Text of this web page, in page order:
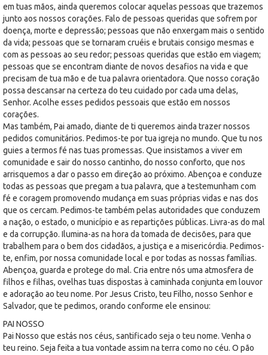
em tuas mãos, ainda queremos colocar aquelas pessoas que trazemos
junto aos nossos corações. Falo de pessoas queridas que sofrem por
doença, morte e depressão; pessoas que não enxergam mais o sentido
da vida; pessoas que se tornaram cruéis e brutais consigo mesmas e
com as pessoas ao seu redor; pessoas queridas que estão em viagem;
pessoas que se encontram diante de novos desafios na vida e que
precisam de tua mão e de tua palavra orientadora. Que nosso coração
possa descansar na certeza do teu cuidado por cada uma delas,
Senhor. Acolhe esses pedidos pessoais que estão em nossos
corações.
Mas também, Pai amado, diante de ti queremos ainda trazer nossos
pedidos comunitários. Pedimos-te por tua igreja no mundo. Que tu nos
guies a termos fé nas tuas promessas. Que insistamos a viver em
comunidade e sair do nosso cantinho, do nosso conforto, que nos
arrisquemos a dar o passo em direção ao próximo. Abençoa e conduze
todas as pessoas que pregam a tua palavra, que a testemunham com
fé e coragem promovendo mudança em suas próprias vidas e nas dos
que os cercam. Pedimos-te também pelas autoridades que conduzem
a nação, o estado, o município e as repartições públicas. Livra-as do mal
e da corrupção. Ilumina-as na hora da tomada de decisões, para que
trabalhem para o bem dos cidadãos, a justiça e a misericórdia. Pedimos-
te, enfim, por nossa comunidade local e por todas as nossas famílias.
Abençoa, guarda e protege do mal. Cria entre nós uma atmosfera de
filhos e filhas, ovelhas tuas dispostas à caminhada conjunta em louvor
e adoração ao teu nome. Por Jesus Cristo, teu Filho, nosso Senhor e
Salvador, que te pedimos, orando conforme ele ensinou:
PAI NOSSO
Pai Nosso que estás nos céus, santificado seja o teu nome. Venha o
teu reino. Seja feita a tua vontade assim na terra como no céu. O pão